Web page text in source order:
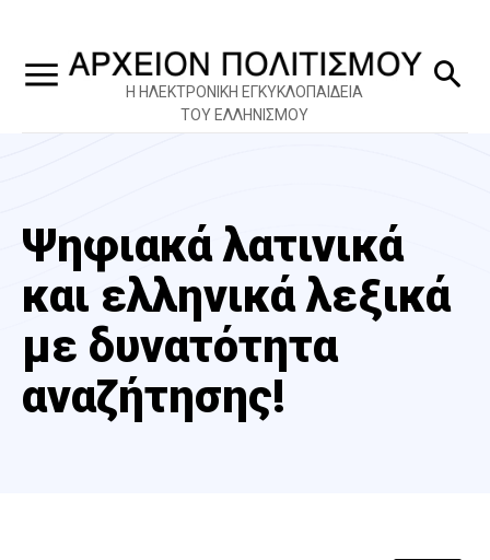
Η ΗΛΕΚΤΡΟΝΙΚΗ ΕΓΚΥΚΛΟΠΑΙΔΕΙΑ
ΤΟΥ ΕΛΛΗΝΙΣΜΟΥ
Ψηφιακά λατινικά
και ελληνικά λεξικά
με δυνατότητα
αναζήτησης!